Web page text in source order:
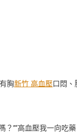
胸新竹 高血壓口悶、
？”“高血壓我一向吃藥